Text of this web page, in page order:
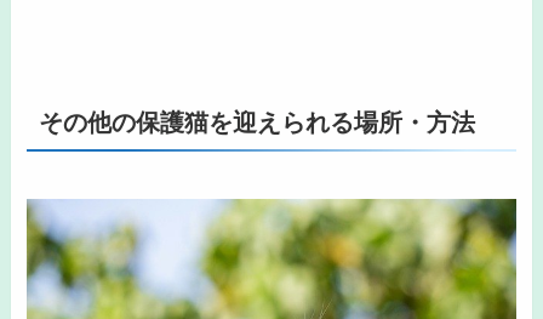
その他の保護猫を迎えられる場所・方法